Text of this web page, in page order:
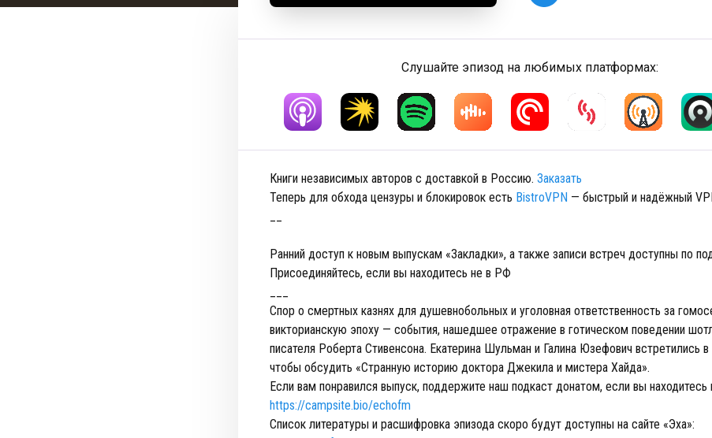
Слушайте эпизод на любимых платформах:
Книги независимых авторов с доставкой в Россию. Заказать
Теперь для обхода цензуры и блокировок есть BistroVPN — быстрый и надёжный
Ранний доступ к новым выпускам «Закладки», а также записи встреч доступны по
Присоединяйтесь, если вы находитесь не в РФ
Спор о смертных казнях для душевнобольных и уголовная ответственность за
викторианскую эпоху — события, нашедшее отражение в готическом поведении
писателя Роберта Стивенсона. Екатерина Шульман и Галина Юзефович встретились
чтобы обсудить «Странную историю доктора Джекила и мистера Хайда».
Если вам понравился выпуск, поддержите наш подкаст донатом, если вы
https://campsite.bio/echofm
Список литературы и расшифровка эпизода скоро будут доступны на сайте «Эха»: